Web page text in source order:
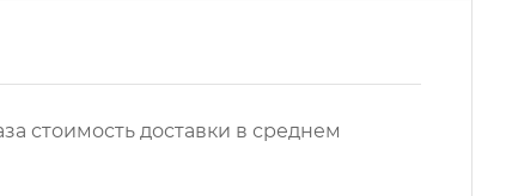
стоимость доставки в среднем